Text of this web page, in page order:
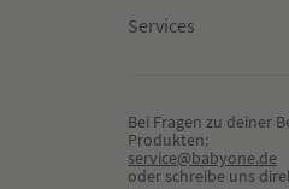
Services
Bei Fragen zu deiner
Produkten:
service@babyone.de
oder schreibe uns